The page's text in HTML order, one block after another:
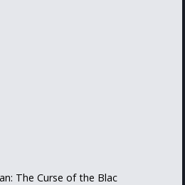
The Curse of the Blac